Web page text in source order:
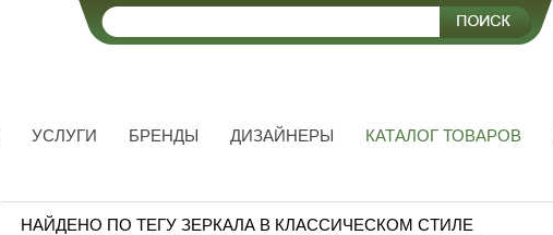
УСЛУГИ БРЕНДЫ ДИЗАЙНЕРЫ КАТАЛОГ ТОВАРОВ
НАЙДЕНО ПО ТЕГУ ЗЕРКАЛА В КЛАССИЧЕСКОМ СТИЛЕ